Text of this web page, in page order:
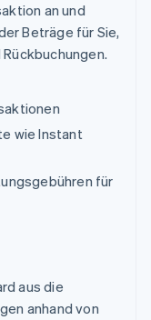
an und
Beträge für Sie,
wie Instant
für
aus die
anhand von